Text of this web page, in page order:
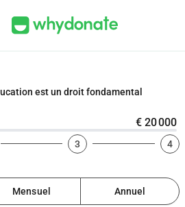
est un droit fondamental
€ 20 000
3 4
Mensuel Annuel